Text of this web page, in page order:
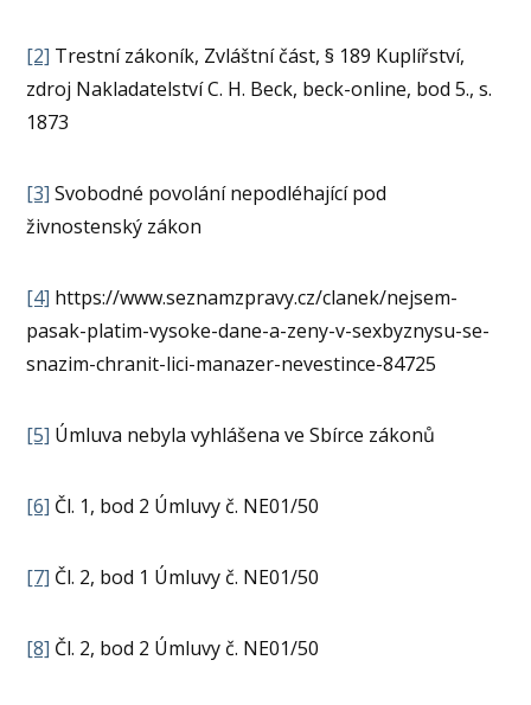
[2] Trestní zákoník, Zvláštní část, § 189 Kuplířství,
zdroj Nakladatelství C. H. Beck, beck-online, bod 5., s.
1873
[3] Svobodné povolání nepodléhající pod
živnostenský zákon
[4] https://www.seznamzpravy.cz/clanek/nejsem-
pasak-platim-vysoke-dane-a-zeny-v-sexbyznysu-se-
snazim-chranit-lici-manazer-nevestince-84725
[5] Úmluva nebyla vyhlášena ve Sbírce zákonů
[6] Čl. 1, bod 2 Úmluvy č. NE01/50
[7] Čl. 2, bod 1 Úmluvy č. NE01/50
[8] Čl. 2, bod 2 Úmluvy č. NE01/50